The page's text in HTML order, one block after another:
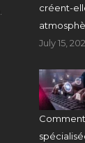
créent-
July 15,